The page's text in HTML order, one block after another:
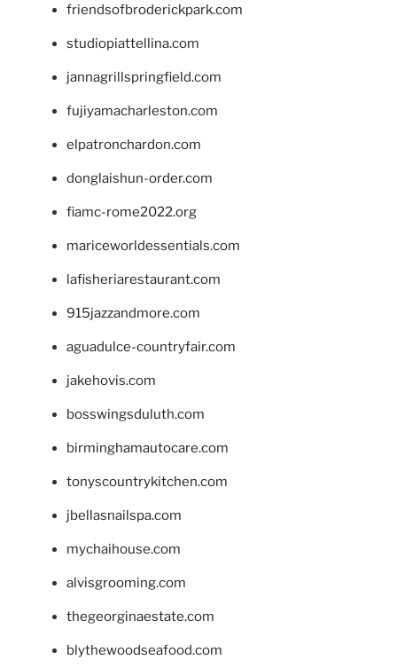
friendsofbroderickpark.com
studiopiattellina.com
jannagrillspringfield.com
fujiyamacharleston.com
elpatronchardon.com
donglaishun-order.com
fiamc-rome2022.org
mariceworldessentials.com
lafisheriarestaurant.com
915jazzandmore.com
aguadulce-countryfair.com
jakehovis.com
bosswingsduluth.com
birminghamautocare.com
tonyscountrykitchen.com
jbellasnailspa.com
mychaihouse.com
alvisgrooming.com
thegeorginaestate.com
blythewoodseafood.com